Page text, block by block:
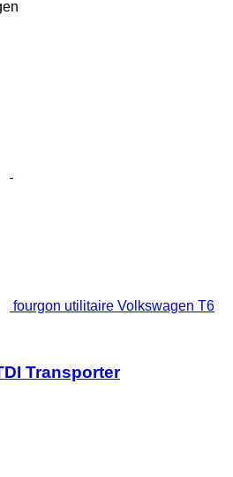
fourgon utilitaire Volkswagen T6
Transporter